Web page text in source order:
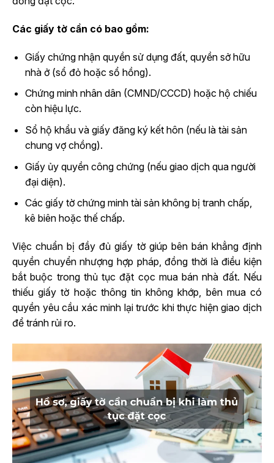
Các giấy tờ cần có bao gồm:
Giấy chứng nhận quyền sử dụng đất, quyền sở hữu
nhà ở (sổ đỏ hoặc sổ hồng).
Chứng minh nhân dân (CMND/CCCD) hoặc hộ chiếu
còn hiệu lực.
Sổ hộ khẩu và giấy đăng ký kết hôn (nếu là tài sản
chung vợ chồng).
Giấy ủy quyền công chứng (nếu giao dịch qua người
đại diện).
Các giấy tờ chứng minh tài sản không bị tranh chấp,
kê biên hoặc thế chấp.
Việc chuẩn bị đầy đủ giấy tờ giúp bên bán khẳng định
quyền chuyển nhượng hợp pháp, đồng thời là điều kiện
bắt buộc trong thủ tục đặt cọc mua bán nhà đất. Nếu
thiếu giấy tờ hoặc thông tin không khớp, bên mua có
quyền yêu cầu xác minh lại trước khi thực hiện giao dịch
để tránh rủi ro.